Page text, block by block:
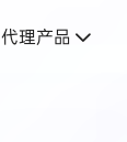
代理产品